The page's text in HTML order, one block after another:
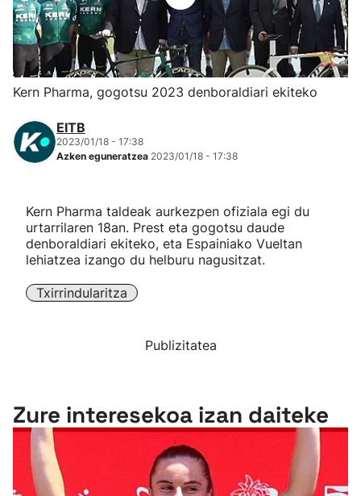
Herri-kirolak
Eskubaloia
Atletismoa
Mendi-lasterketak
Kirol gehiago
"Helmuga"
Kern Pharma, gogotsu 2023 denboraldiari ekiteko
EITB
2023/01/18 - 17:38
Azken eguneratzea 2023/01/18 - 17:38
Kern Pharma taldeak aurkezpen ofiziala egi du
urtarrilaren 18an. Prest eta gogotsu daude
denboraldiari ekiteko, eta Espainiako Vueltan
lehiatzea izango du helburu nagusitzat.
Txirrindularitza
Publizitatea
Zure interesekoa izan daiteke